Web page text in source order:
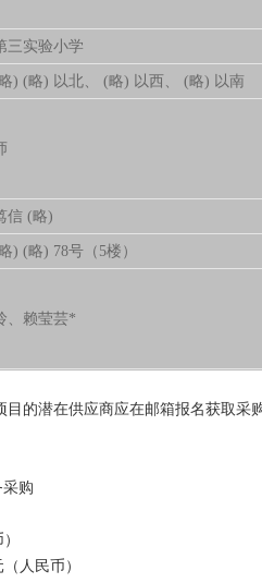
三实验小学
) (略) 以北、 (略) 以西、 (略) 以南
信 (略)
) (略) 78号（5楼）
、赖莹芸*
的潜在供应商应在邮箱报名获取采
购
人民币）